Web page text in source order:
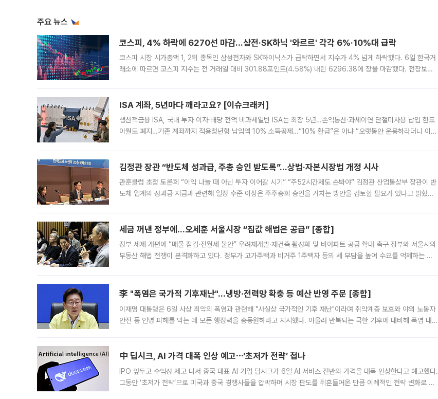
주요 뉴스
코스피, 4% 하락에 6270선 마감…삼전·SK하닉 '와르르' 각각 6%·10%대 급락
코스피 시장 시가총액 1, 2위 종목인 삼성전자와 SK하이닉스가 급락하면서 지수가 4% 넘게 하락했다. 6일 한국거
래소에 따르면 코스피 지수는 전 거래일 대비 301.88포인트(4.58%) 내린 6296.38에 장을 마감했다. 전장보다
ISA 계좌, 5년마다 깨라고요? [이슈크래커]
생산적금융 ISA, 국내 투자 이자·배당 전액 비과세일반 ISA는 최장 5년…손익통산·과세이연 단절미사용 납입 한도
이월도 폐지…기존 계좌까지 적용청년형 납입액 10% 소득공제…“10% 환급”은 아냐 “오랫동안 운용하라더니 이제
김정관 장관 “반도체 성과급, 주총 승인 받도록”…상법·자본시장법 개정 시사
관훈클럽 초청 토론회 “이익 나눌 때 아닌 투자 이어갈 시기” “주52시간제도 손봐야” 김정관 산업통상부 장관이 반
도체 업계의 성과급 지급과 관련해 일정 수준 이상은 주주총회 승인을 거치는 방안을 검토할 필요가 있다고 밝혔다.
세금 꺼낸 정부에…오세훈 서울시장 “집값 해법은 공급” [종합]
정부 세제 개편에 “매물 잠김·전월세 불안” 우려재개발·재건축 활성화 및 비아파트 공급 확대 촉구 정부와 서울시의
부동산 해법 전쟁이 본격화하고 있다. 정부가 고가주택과 비거주 1주택자 등의 세 부담을 높여 수요를 억제하는 카
李 "폭염은 국가적 기후재난"…냉방·전력망 확충 등 예산 반영 주문 [종합]
이재명 대통령은 6일 사상 최악의 폭염과 관련해 "사실상 국가적인 기후 재난"이라며 취약계층 보호와 야외 노동자
안전 등 인명 피해를 막는 데 모든 행정력을 총동원하라고 지시했다. 아울러 반복되는 극한 기후에 대비해 폭염 대응
中 딥시크, AI 가격 대폭 인상 예고⋯‘초저가 전략’ 접나
IPO 앞두고 수익성 제고 나서 중국 대표 AI 기업 딥시크가 6일 AI 서비스 전반의 가격을 대폭 인상한다고 예고했다.
그동안 ‘초저가 전략’으로 미국과 중국 경쟁사들을 압박하며 시장 판도를 뒤흔들어온 만큼 이례적인 전략 변화로 평